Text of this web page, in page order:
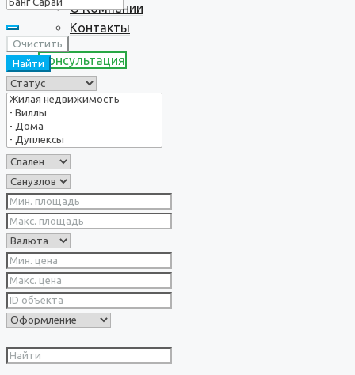
О Компании
Контакты
Консультация
Очистить
Найти